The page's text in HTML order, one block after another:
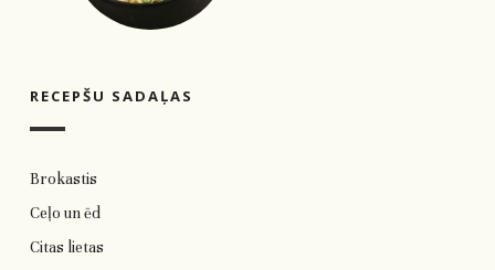
RECEPŠU SADAĻAS
Brokastis
Ceļo un ēd
Citas lietas